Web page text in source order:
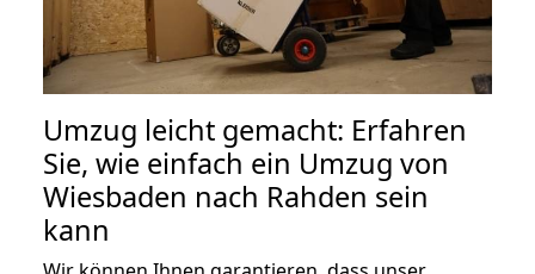
Umzug leicht gemacht: Erfahren
Sie, wie einfach ein Umzug von
Wiesbaden nach Rahden sein
kann